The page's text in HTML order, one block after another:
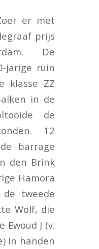
er met
prijs
De
jarige ruin
klasse ZZ
in de
de
12
barrage
den Brink
Hamora
tweede
Wolf, die
J (v.
in handen